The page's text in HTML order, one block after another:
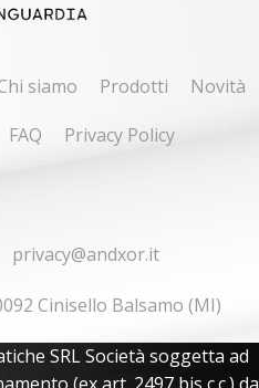
siamo Prodotti
Novità
FAQ
Privacy Policy
privacy@andxor.it
Cinisello Balsamo (MI)
SRL Società soggetta ad